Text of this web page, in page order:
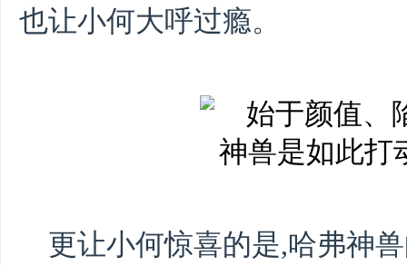
也让小何大呼过瘾。
更让小何惊喜的是,哈弗神